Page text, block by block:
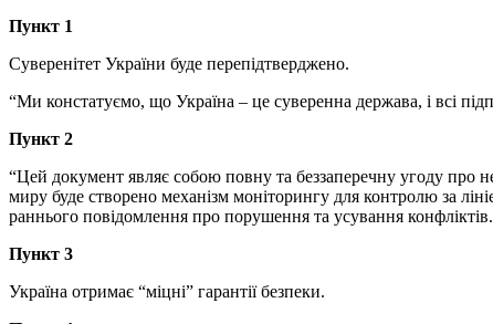
Пункт 1
Суверенітет України буде перепідтверджено.
“Ми констатуємо, що Україна – це суверенна держава, і всі
Пункт 2
“Цей документ являє собою повну та беззаперечну угоду про
миру буде створено механізм моніторингу для контролю за
раннього повідомлення про порушення та усування конфліктів.
Пункт 3
Україна отримає “міцні” гарантії безпеки.